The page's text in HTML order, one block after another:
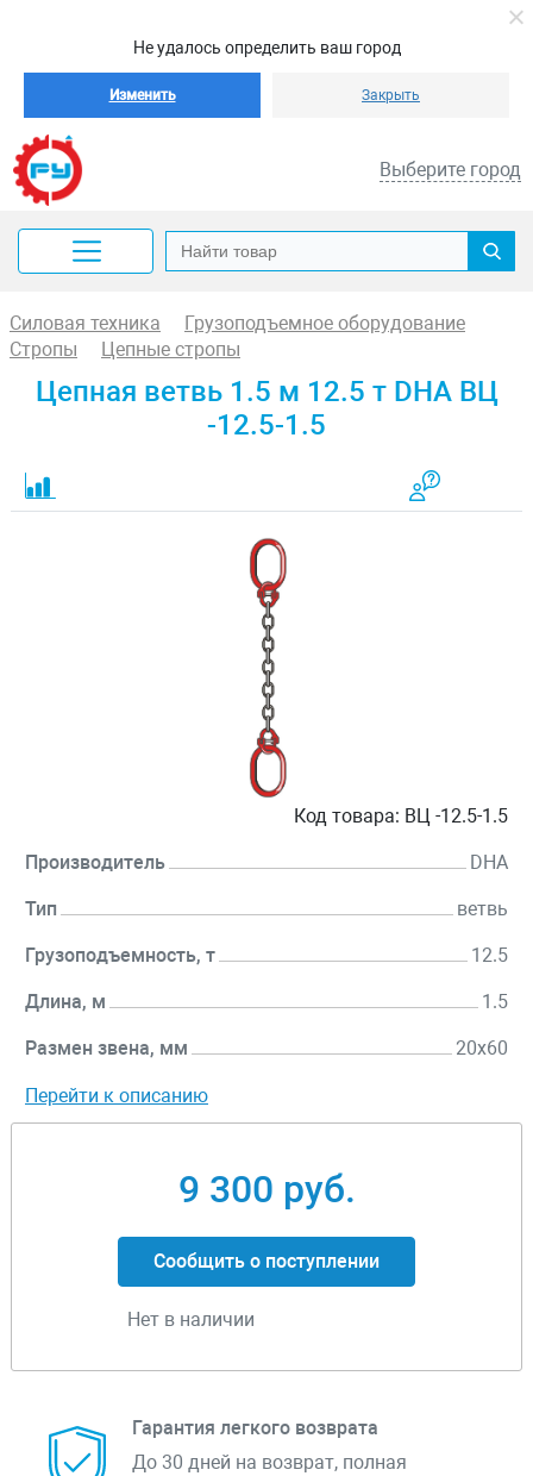
Не удалось определить ваш город
Изменить Закрыть
Выберите город
Силовая техника
Грузоподъемное оборудование
Стропы
Цепные стропы
Цепная ветвь 1.5 м 12.5 т DHA ВЦ
-12.5-1.5
Код товара: ВЦ -12.5-1.5
Производитель DHA
Тип ветвь
Грузоподъемность, т 12.5
Длина, м 1.5
Размен звена, мм 20х60
Перейти к описанию
9 300 руб.
Сообщить о поступлении
Нет в наличии
Гарантия легкого возврата
До 30 дней на возврат, полная